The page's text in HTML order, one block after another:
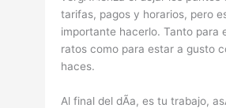
tarifas, pagos y horarios, pero
importante hacerlo. Tanto para
ratos como para estar a gusto
haces.
Al final del dÃ­a, es tu trabajo,